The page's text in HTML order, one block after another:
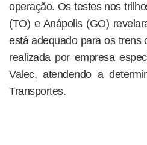
operação. Os testes nos
(TO) e Anápolis (GO)
está adequado para os trens
realizada por empresa
Valec, atendendo a
Transportes.